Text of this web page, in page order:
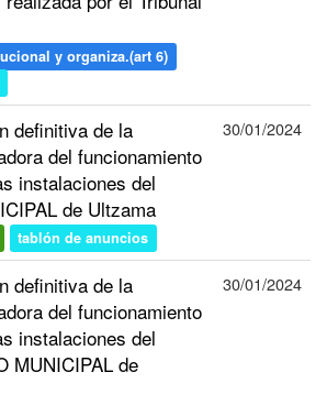
y organiza.(art 6)
definitiva de la
del funcionamiento
instalaciones del
de Ultzama
tablón de anuncios
30/01/2024
definitiva de la
del funcionamiento
instalaciones del
MUNICIPAL de
30/01/2024